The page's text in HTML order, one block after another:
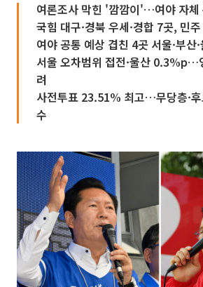
여론조사 막힌 '깜깜이'…여야 자체
국힘 대구·경북 우세·경합 7곳, 민
여야 공통 예상 겹친 4곳 서울·부산
서울 오차범위 접전·울산 0.3%p…
려
사전투표 23.51% 최고…무당층·
수